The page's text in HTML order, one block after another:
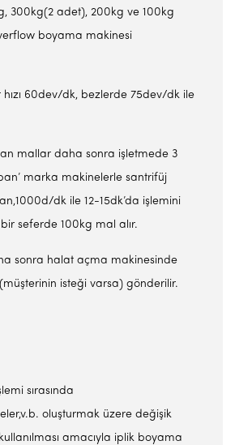
300kg(2 adet), 200kg ve 100kg
boyama makinesi
60dev/dk, bezlerde 75dev/dk ile
mallar daha sonra işletmede 3
marka makinelerle santrifüj
dk ile 12-15dk’da işlemini
seferde 100kg mal alır.
sonra halat açma makinesinde
isteği varsa) gönderilir.
sırasında
oluşturmak üzere değişik
amacıyla iplik boyama